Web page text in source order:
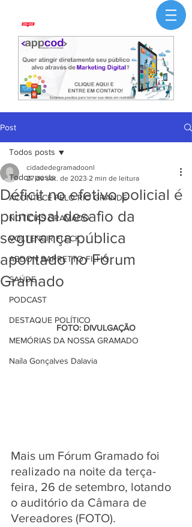
Post
Todos posts
ACONTECE PELO RIO GRANDE
NOTÍCIAS GRAMADO
VOLTENCIR FLECK
ABDON BARRETTO FILHO
SAÚDE
PODCAST
DESTAQUE POLÍTICO
MEMÓRIAS DA NOSSA GRAMADO
Naíla Gonçalves Dalavia
Todos posts
Déficit no efetivo policial é
principal desafio da
segurança pública
apontado no Fórum
Gramado
cidadedegramadoonl
27 de set. de 2023 2 min de leitura
                   FOTO: DIVULGAÇÃO
Mais um Fórum Gramado foi
realizado na noite da terça-
feira, 26 de setembro, lotando
o auditório da Câmara de
Vereadores (FOTO).